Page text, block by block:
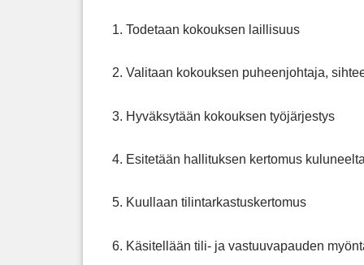
1. Todetaan kokouksen laillisuus
2. Valitaan kokouksen puheenjohtaja,
3. Hyväksytään kokouksen työjärjestys
4. Esitetään hallituksen kertomus
5. Kuullaan tilintarkastuskertomus
6. Käsitellään tili- ja vastuuvapauden